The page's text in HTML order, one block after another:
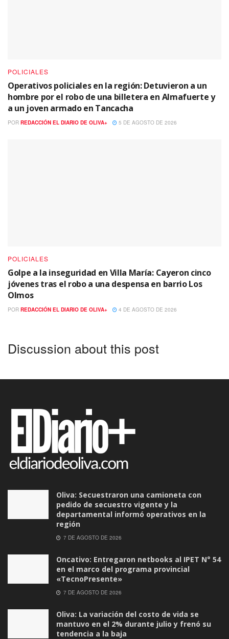
POLICIALES
Operativos policiales en la región: Detuvieron a un
hombre por el robo de una billetera en Almafuerte y
a un joven armado en Tancacha
POR REDACCIÓN EL DIARIO DE OLIVA+ 5 DE AGOSTO DE 2026
POLICIALES
Golpe a la inseguridad en Villa María: Cayeron cinco
jóvenes tras el robo a una despensa en barrio Los
Olmos
POR REDACCIÓN EL DIARIO DE OLIVA+ 4 DE AGOSTO DE 2026
Discussion about this post
Oliva: Secuestraron una camioneta con
pedido de secuestro vigente y la
departamental informó operativos en la
región
7 DE AGOSTO DE 2026
Oncativo: Entregaron netbooks al IPET N° 54
en el marco del programa provincial
«TecnoPresente»
7 DE AGOSTO DE 2026
Oliva: La variación del costo de vida se
mantuvo en el 2% durante julio y frenó su
tendencia a la baja